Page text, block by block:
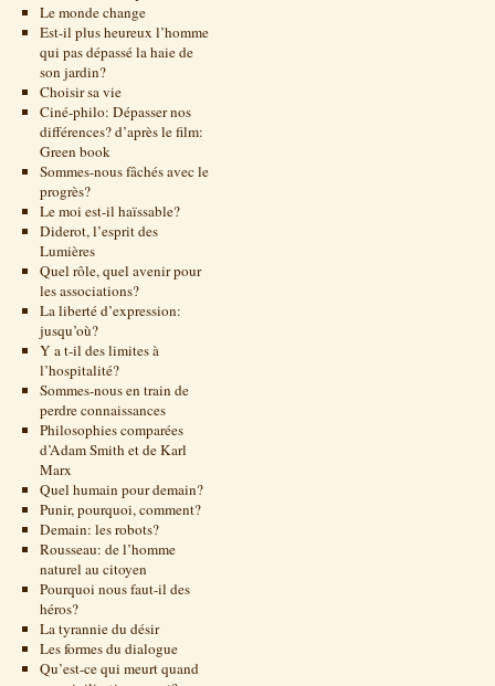
Le monde change
Est-il plus heureux l’homme
qui pas dépassé la haie de
son jardin?
Choisir sa vie
Ciné-philo: Dépasser nos
différences? d’après le film:
Green book
Sommes-nous fâchés avec le
progrès?
Le moi est-il haïssable?
Diderot, l’esprit des
Lumières
Quel rôle, quel avenir pour
les associations?
La liberté d’expression:
jusqu’où?
Y a t-il des limites à
l’hospitalité?
Sommes-nous en train de
perdre connaissances
Philosophies comparées
d’Adam Smith et de Karl
Marx
Quel humain pour demain?
Punir, pourquoi, comment?
Demain: les robots?
Rousseau: de l’homme
naturel au citoyen
Pourquoi nous faut-il des
héros?
La tyrannie du désir
Les formes du dialogue
Qu’est-ce qui meurt quand